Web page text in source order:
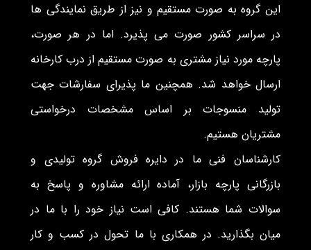
این گروه به صورت مستقیم و نیز از طریق نمایندگی ها
در سراسر کشور صورت می پذیرد. اما در هر صورت،
پارچه مورد نیاز مشتری به صورت مستقیم از درب کارخانه
ارسال خواهد شد. همچنین ما پذیرای سفارشات جهت
تولید منسوجات بر اساس مشخصات درخواستی
مشتریان هستیم.
کارشناسان فنی ما در دایره فروش گروه تولیدی و
بازرگانی پارچه بازار، آماده ارائه مشاوره و پاسخ به
سوالات شما هستند. کافی است نیاز خود را با ما در
میان بگذارید. در همکاری با ما تحول در کسب و کار